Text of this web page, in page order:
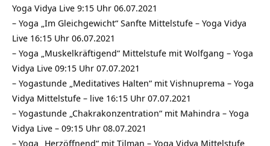
Yoga Vidya Live 9:15 Uhr 06.07.2021
– Yoga „Im Gleichgewicht“ Sanfte Mittelstufe – Yoga Vidya
Live 16:15 Uhr 06.07.2021
– Yoga „Muskelkräftigend“ Mittelstufe mit Wolfgang – Yoga
Vidya Live 09:15 Uhr 07.07.2021
– Yogastunde „Meditatives Halten“ mit Vishnuprema – Yoga
Vidya Mittelstufe – live 16:15 Uhr 07.07.2021
– Yogastunde „Chakrakonzentration“ mit Mahindra – Yoga
Vidya Live – 09:15 Uhr 08.07.2021
– Yoga „Herzöffnend“ mit Tilman – Yoga Vidya Mittelstufe